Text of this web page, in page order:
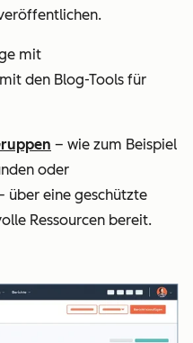
mit
den Blog-Tools für
– wie zum Beispiel
oder
über eine geschützte
Ressourcen bereit.